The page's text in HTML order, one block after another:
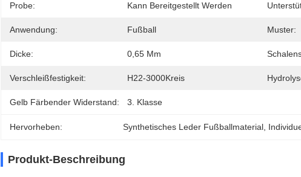
Probe: Kann Bereitgestellt Werden
Anwendung: Fußball Muster:
Dicke: 0,65 Mm
Verschleißfestigkeit: H22-3000Kreis
Gelb Färbender Widerstand: 3. Klasse
Hervorheben: Synthetisches Leder Fußballmaterial
Produkt-Beschreibung